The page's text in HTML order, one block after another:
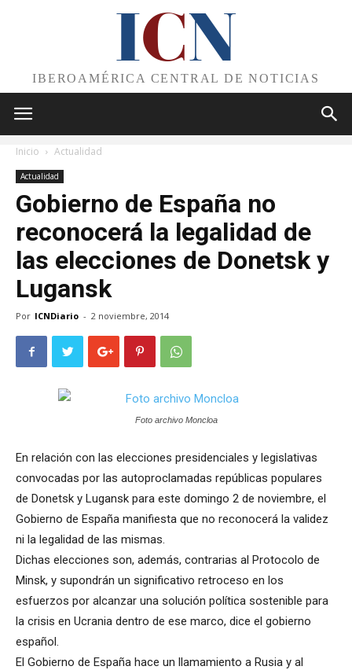
ICN
IBEROAMÉRICA CENTRAL DE NOTICIAS
Inicio Actualidad
Actualidad
Gobierno de España no
reconocerá la legalidad de
las elecciones de Donetsk y
Lugansk
Por ICNDiario - 2 noviembre, 2014
Foto archivo Moncloa
En relación con las elecciones presidenciales y legislativas
convocadas por las autoproclamadas repúblicas populares
de Donetsk y Lugansk para este domingo 2 de noviembre, el
Gobierno de España manifiesta que no reconocerá la validez
ni la legalidad de las mismas.
Dichas elecciones son, además, contrarias al Protocolo de
Minsk, y supondrán un significativo retroceso en los
esfuerzos por alcanzar una solución política sostenible para
la crisis en Ucrania dentro de ese marco, dice el gobierno
español.
El Gobierno de España hace un llamamiento a Rusia y al